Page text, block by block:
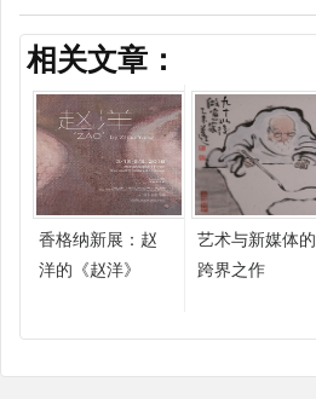
相关文章：
香格纳新展：赵
洋的《赵洋》
艺术与新媒体的
跨界之作